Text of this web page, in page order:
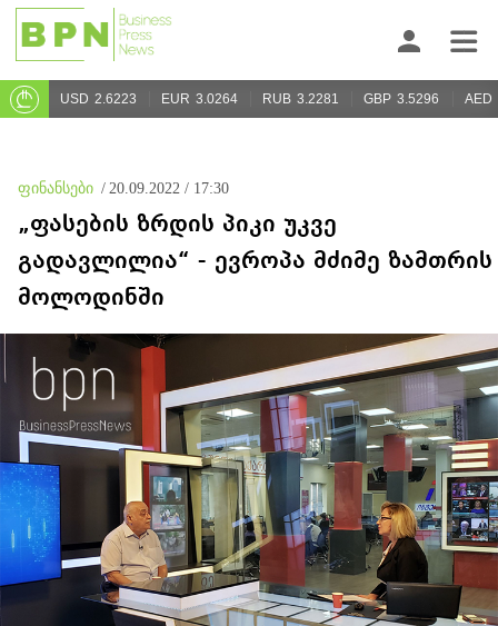
USD 2.6223 EUR 3.0264 RUB 3.2281 GBP 3.5296 AED
ფინანსები / 20.09.2022 / 17:30
„ფასების ზრდის პიკი უკვე
გადავლილია“ - ევროპა მძიმე ზამთრის
მოლოდინში